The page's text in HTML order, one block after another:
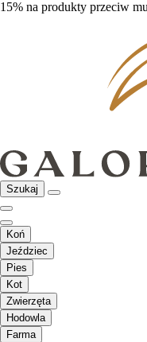
15% na produkty przeciw
Szukaj
Koń
Jeździec
Pies
Kot
Zwierzęta
Hodowla
Farma